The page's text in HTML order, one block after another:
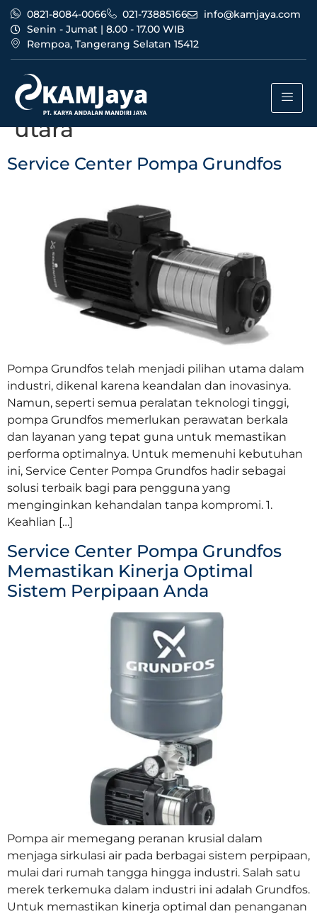
0821-8084-0066 021-73885166
info@kamjaya.com
Senin - Jumat | 8.00 - 17.00 WIB
Rempoa, Tangerang Selatan 15412
Tag:
pompa grundfos jakarta
utara
Service Center Pompa Grundfos
Pompa Grundfos telah menjadi pilihan utama dalam
industri, dikenal karena keandalan dan inovasinya.
Namun, seperti semua peralatan teknologi tinggi,
pompa Grundfos memerlukan perawatan berkala
dan layanan yang tepat guna untuk memastikan
performa optimalnya. Untuk memenuhi kebutuhan
ini, Service Center Pompa Grundfos hadir sebagai
solusi terbaik bagi para pengguna yang
menginginkan kehandalan tanpa kompromi. 1.
Keahlian […]
Service Center Pompa Grundfos
Memastikan Kinerja Optimal
Sistem Perpipaan Anda
Pompa air memegang peranan krusial dalam
menjaga sirkulasi air pada berbagai sistem perpipaan,
mulai dari rumah tangga hingga industri. Salah satu
merek terkemuka dalam industri ini adalah Grundfos.
Untuk memastikan kinerja optimal dan penanganan